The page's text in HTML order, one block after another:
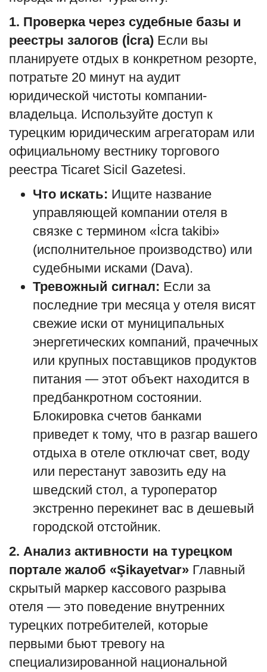
1. Проверка через судебные базы и
реестры залогов (İcra) Если вы
планируете отдых в конкретном резорте,
потратьте 20 минут на аудит
юридической чистоты компании-
владельца. Используйте доступ к
турецким юридическим агрегаторам или
официальному вестнику торгового
реестра Ticaret Sicil Gazetesi.
Что искать: Ищите название
управляющей компании отеля в
связке с термином «İcra takibi»
(исполнительное производство) или
судебными исками (Dava).
Тревожный сигнал: Если за
последние три месяца у отеля висят
свежие иски от муниципальных
энергетических компаний, прачечных
или крупных поставщиков продуктов
питания — этот объект находится в
предбанкротном состоянии.
Блокировка счетов банками
приведет к тому, что в разгар вашего
отдыха в отеле отключат свет, воду
или перестанут завозить еду на
шведский стол, а туроператор
экстренно перекинет вас в дешевый
городской отстойник.
2. Анализ активности на турецком
портале жалоб «Şikayetvar» Главный
скрытый маркер кассового разрыва
отеля — это поведение внутренних
турецких потребителей, которые
первыми бьют тревогу на
специализированной национальной